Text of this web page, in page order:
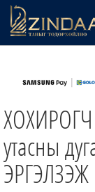
ТВ8
ӨГЛӨӨНИЙ СОНИН
ЗИНДАА СЭТГҮҮЛ
ХОХИРОГЧ
утасны